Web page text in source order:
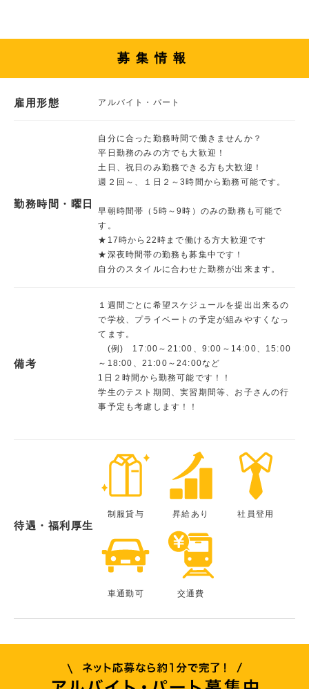
募集情報
雇用形態 アルバイト・パート
勤務時間・曜日
自分に合った勤務時間で働きませんか？
平日勤務のみの方でも大歓迎！
土日、祝日のみ勤務できる方も大歓迎！
週２回～、１日２～3時間から勤務可能です。
早朝時間帯（5時～9時）のみの勤務も可能で
す。
★17時から22時まで働ける方大歓迎です
★深夜時間帯の勤務も募集中です！
自分のスタイルに合わせた勤務が出来ます。
備考
１週間ごとに希望スケジュールを提出出来るの
で学校、プライベートの予定が組みやすくなっ
てます。
(例) 17:00～21:00、9:00～14:00、15:00
～18:00、21:00～24:00など
1日２時間から勤務可能です！！
学生のテスト期間、実習期間等、お子さんの行
事予定も考慮します！！
待遇・福利厚生
制服貸与 昇給あり 社員登用
車通勤可 交通費